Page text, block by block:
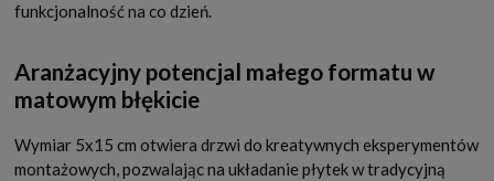
funkcjonalność na co dzień.
Aranżacyjny potencjal małego formatu w
matowym błękicie
Wymiar 5x15 cm otwiera drzwi do kreatywnych eksperymentów
montażowych, pozwalając na układanie płytek w tradycyjną